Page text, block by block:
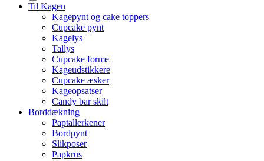
Til Kagen
Kagepynt og cake toppers
Cupcake pynt
Kagelys
Tallys
Cupcake forme
Kageudstikkere
Cupcake æsker
Kageopsatser
Candy bar skilt
Borddækning
Paptallerkener
Bordpynt
Slikposer
Papkrus